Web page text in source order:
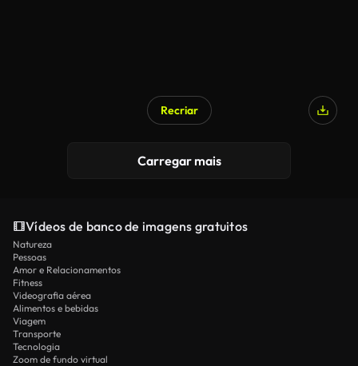
Recriar
Carregar mais
Vídeos de banco de imagens gratuitos
Natureza
Pessoas
Amor e Relacionamentos
Fitness
Videografia aérea
Alimentos e bebidas
Viagem
Transporte
Tecnologia
Zoom de fundo virtual